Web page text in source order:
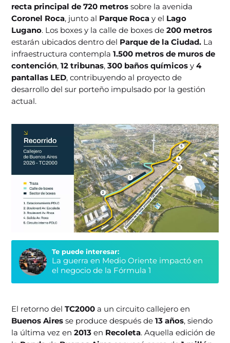
recta principal de 720 metrossobre la avenida
Coronel Roca, junto al Parque Roca y el Lago
Lugano. Los boxes y la calle de boxes de200 metros
estarán ubicados dentro del Parque de la Ciudad. La
infraestructura contempla1.500 metros de muros de
contención,12 tribunas,300 baños químicos y4
pantallas LED, contribuyendo al proyecto de
desarrollo del sur porteño impulsado por la gestión
actual.
Te puede interesar:
La guerra en Medio Oriente impactó en
el negocio de la Fórmula 1
El retorno delTC2000 a un circuito callejero en
Buenos Aires se produce después de13 años, siendo
la última vez en2013 en Recoleta. Aquella edición de